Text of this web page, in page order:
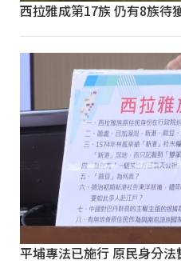
西拉雅成第17族 仍有8族待
平埔專法已施行 原民身分法